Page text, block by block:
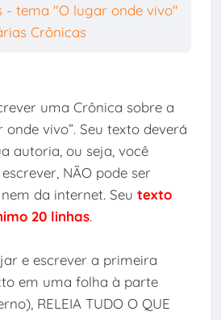
- tema "O lugar onde vivo"
Crônicas
uma Crônica sobre a
vivo”. Seu texto deverá
autoria, ou seja, você
NÃO pode ser
da internet. Seu texto
20 linhas.
e escrever a primeira
em uma folha à parte
RELEIA TUDO O QUE